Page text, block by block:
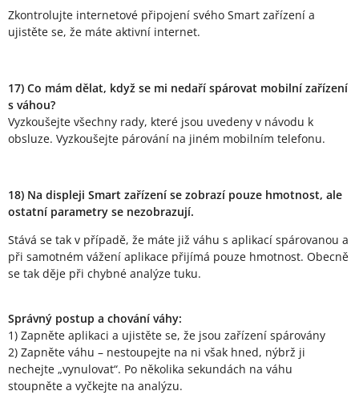
Zkontrolujte internetové připojení svého Smart zařízení a
ujistěte se, že máte aktivní internet.
17) Co mám dělat, když se mi nedaří spárovat mobilní zařízení
s váhou?
Vyzkoušejte všechny rady, které jsou uvedeny v návodu k
obsluze. Vyzkoušejte párování na jiném mobilním telefonu.
18) Na displeji Smart zařízení se zobrazí pouze hmotnost, ale
ostatní parametry se nezobrazují.
Stává se tak v případě, že máte již váhu s aplikací spárovanou a
při samotném vážení aplikace přijímá pouze hmotnost. Obecně
se tak děje při chybné analýze tuku.
Správný postup a chování váhy:
1) Zapněte aplikaci a ujistěte se, že jsou zařízení spárovány
2) Zapněte váhu – nestoupejte na ni však hned, nýbrž ji
nechejte „vynulovat“. Po několika sekundách na váhu
stoupněte a vyčkejte na analýzu.